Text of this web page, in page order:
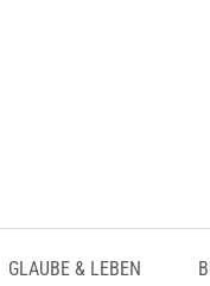
GLAUBE & LEBEN